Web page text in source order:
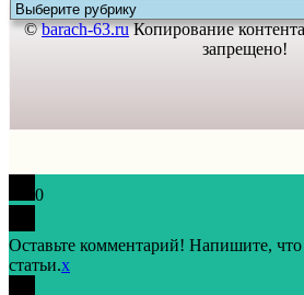
©barach-63.ruКопирование
запрещено!
0
Оставьте комментарий! Напишите,
статьи.x